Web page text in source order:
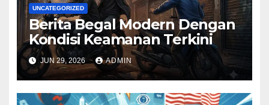
UNCATEGORIZED
Berita Begal Modern Dengan
Kondisi Keamanan Terkini
JUN 29, 2026 ADMIN